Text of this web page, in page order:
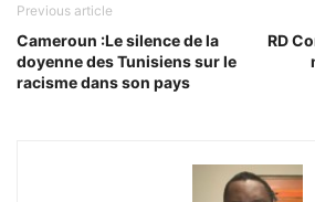
Previous article
Cameroun :Le silence de la
doyenne des Tunisiens sur le
racisme dans son pays
RD